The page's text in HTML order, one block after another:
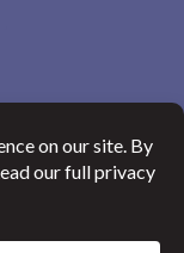
Society